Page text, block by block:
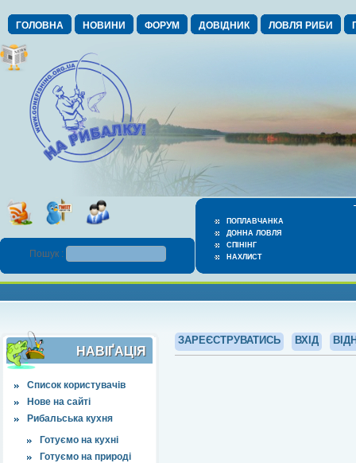
ГОЛОВНА НОВИНИ ФОРУМ ДОВІДНИК ЛОВЛЯ РИБИ
ПОПЛАВЧАНКА
ДОННА ЛОВЛЯ
СПІНІНГ
НАХЛИСТ
Пошук :
НАВІҐАЦІЯ
Список користувачів
Нове на сайті
Рибальська кухня
Готуємо на кухні
Готуємо на природі
ЗАРЕЄСТРУВАТИСЬ ВХІД